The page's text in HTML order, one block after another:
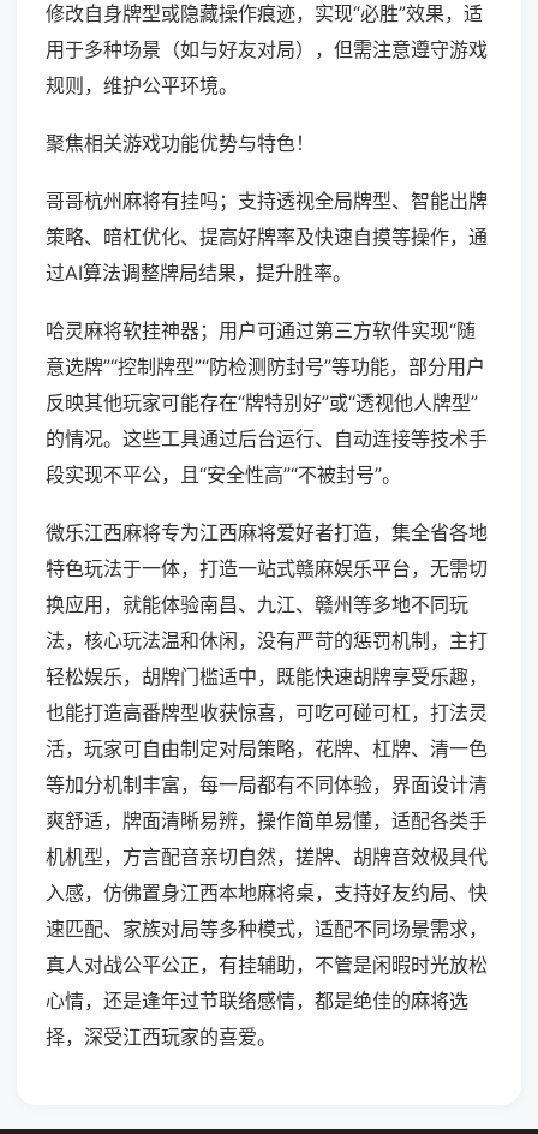
修改自身牌型或隐藏操作痕迹，实现“必胜”效果，适
用于多种场景（如与好友对局），但需注意遵守游戏
规则，维护公平环境。
聚焦相关游戏功能优势与特色！
哥哥杭州麻将有挂吗；支持透视全局牌型、智能出牌
策略、暗杠优化、提高好牌率及快速自摸等操作，通
过AI算法调整牌局结果，提升胜率。
哈灵麻将软挂神器；用户可通过第三方软件实现“随
意选牌”“控制牌型”“防检测防封号”等功能，部分用户
反映其他玩家可能存在“牌特别好”或“透视他人牌型”
的情况。这些工具通过后台运行、自动连接等技术手
段实现不平公，且“安全性高”“不被封号”。
微乐江西麻将专为江西麻将爱好者打造，集全省各地
特色玩法于一体，打造一站式赣麻娱乐平台，无需切
换应用，就能体验南昌、九江、赣州等多地不同玩
法，核心玩法温和休闲，没有严苛的惩罚机制，主打
轻松娱乐，胡牌门槛适中，既能快速胡牌享受乐趣，
也能打造高番牌型收获惊喜，可吃可碰可杠，打法灵
活，玩家可自由制定对局策略，花牌、杠牌、清一色
等加分机制丰富，每一局都有不同体验，界面设计清
爽舒适，牌面清晰易辨，操作简单易懂，适配各类手
机机型，方言配音亲切自然，搓牌、胡牌音效极具代
入感，仿佛置身江西本地麻将桌，支持好友约局、快
速匹配、家族对局等多种模式，适配不同场景需求，
真人对战公平公正，有挂辅助，不管是闲暇时光放松
心情，还是逢年过节联络感情，都是绝佳的麻将选
择，深受江西玩家的喜爱。